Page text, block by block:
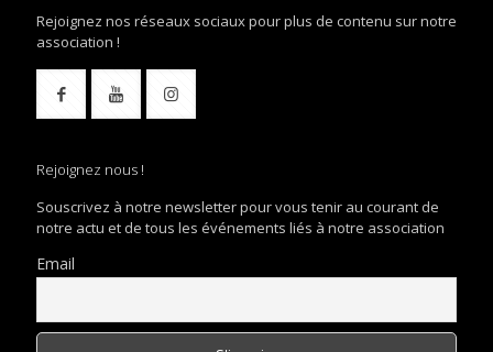
Rejoignez nos réseaux sociaux pour plus de contenu sur notre
association !
Rejoignez nous !
Souscrivez à notre newsletter pour vous tenir au courant de
notre actu et de tous les événements liés à notre association
Email